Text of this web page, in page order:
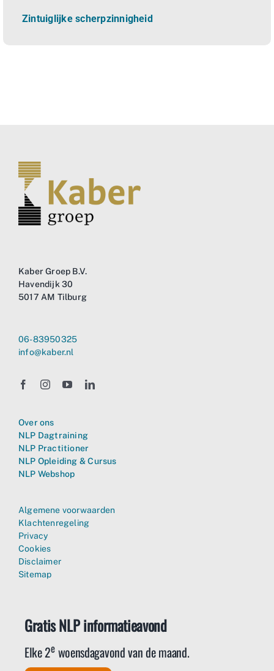
Zintuiglijke scherpzinnigheid
Kaber Groep B.V.
Havendijk 30
5017 AM Tilburg
06-83950325
info@kaber.nl
Over ons
NLP Dagtraining
NLP Practitioner
NLP Opleiding & Cursus
NLP Webshop
Algemene voorwaarden
Klachtenregeling
Privacy
Cookies
Disclaimer
Sitemap
Gratis NLP informatieavond
Elke 2ewoensdagavond van de maand.